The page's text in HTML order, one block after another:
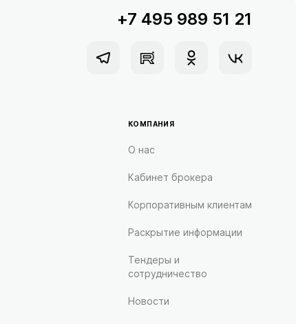
+7 495 989 51 21
КОМПАНИЯ
О нас
Кабинет брокера
Корпоративным клиентам
Раскрытие информации
Тендеры и
сотрудничество
Новости